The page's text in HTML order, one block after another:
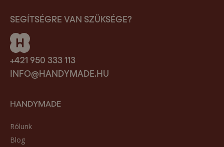
SEGÍTSÉGRE VAN SZÜKSÉGE?
+421 950 333 113
INFO@HANDYMADE.HU
HANDYMADE
Rólunk
Blog